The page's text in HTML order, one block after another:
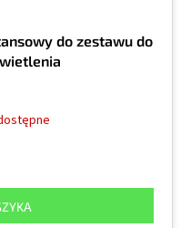
do zestawu do